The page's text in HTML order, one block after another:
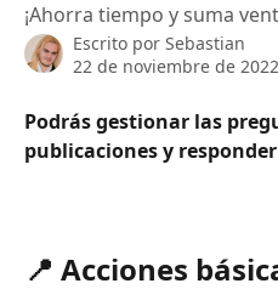
¡Ahorra tiempo y suma
Escrito por Sebastian
22 de noviembre de 2022
Podrás gestionar las
publicaciones y
📍 Acciones